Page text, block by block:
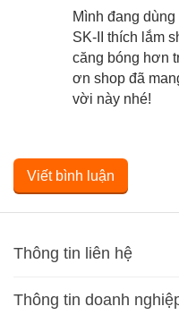
Mình đang
SK-II thích lắm
căng bóng hơn
ơn shop đã
vời này nhé!
Viết bình luận
Thông tin liên hệ
Thông tin doanh